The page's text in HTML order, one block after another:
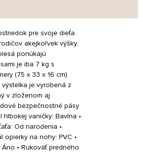
pre svoje dieťa.
akejkoľvek výšky.
ponúkajú
je iba 7 kg s
(75 x 33 x 16 cm)
je vyrobená z
v zloženom aj
bezpečnostné pásy
hlbokej vaničky: Bavlna •
Od narodenia •
opierky na nohy: PVC •
• Rukoväť predného